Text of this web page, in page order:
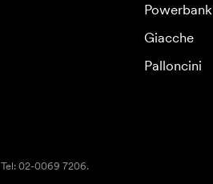
Powerbank
Giacche
Palloncini
02-0069 7206.